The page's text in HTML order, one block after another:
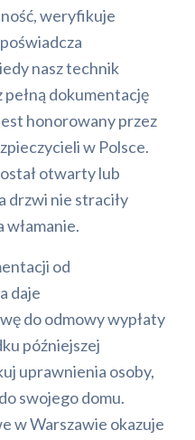
weryfikuje
nasz technik
dokumentację
honorowany przez
w Polsce.
otwarty lub
drzwi nie straciły
włamanie.
od
daje
do odmowy wypłaty
późniejszej
uprawnienia osoby,
swojego domu.
w Warszawie okazuje